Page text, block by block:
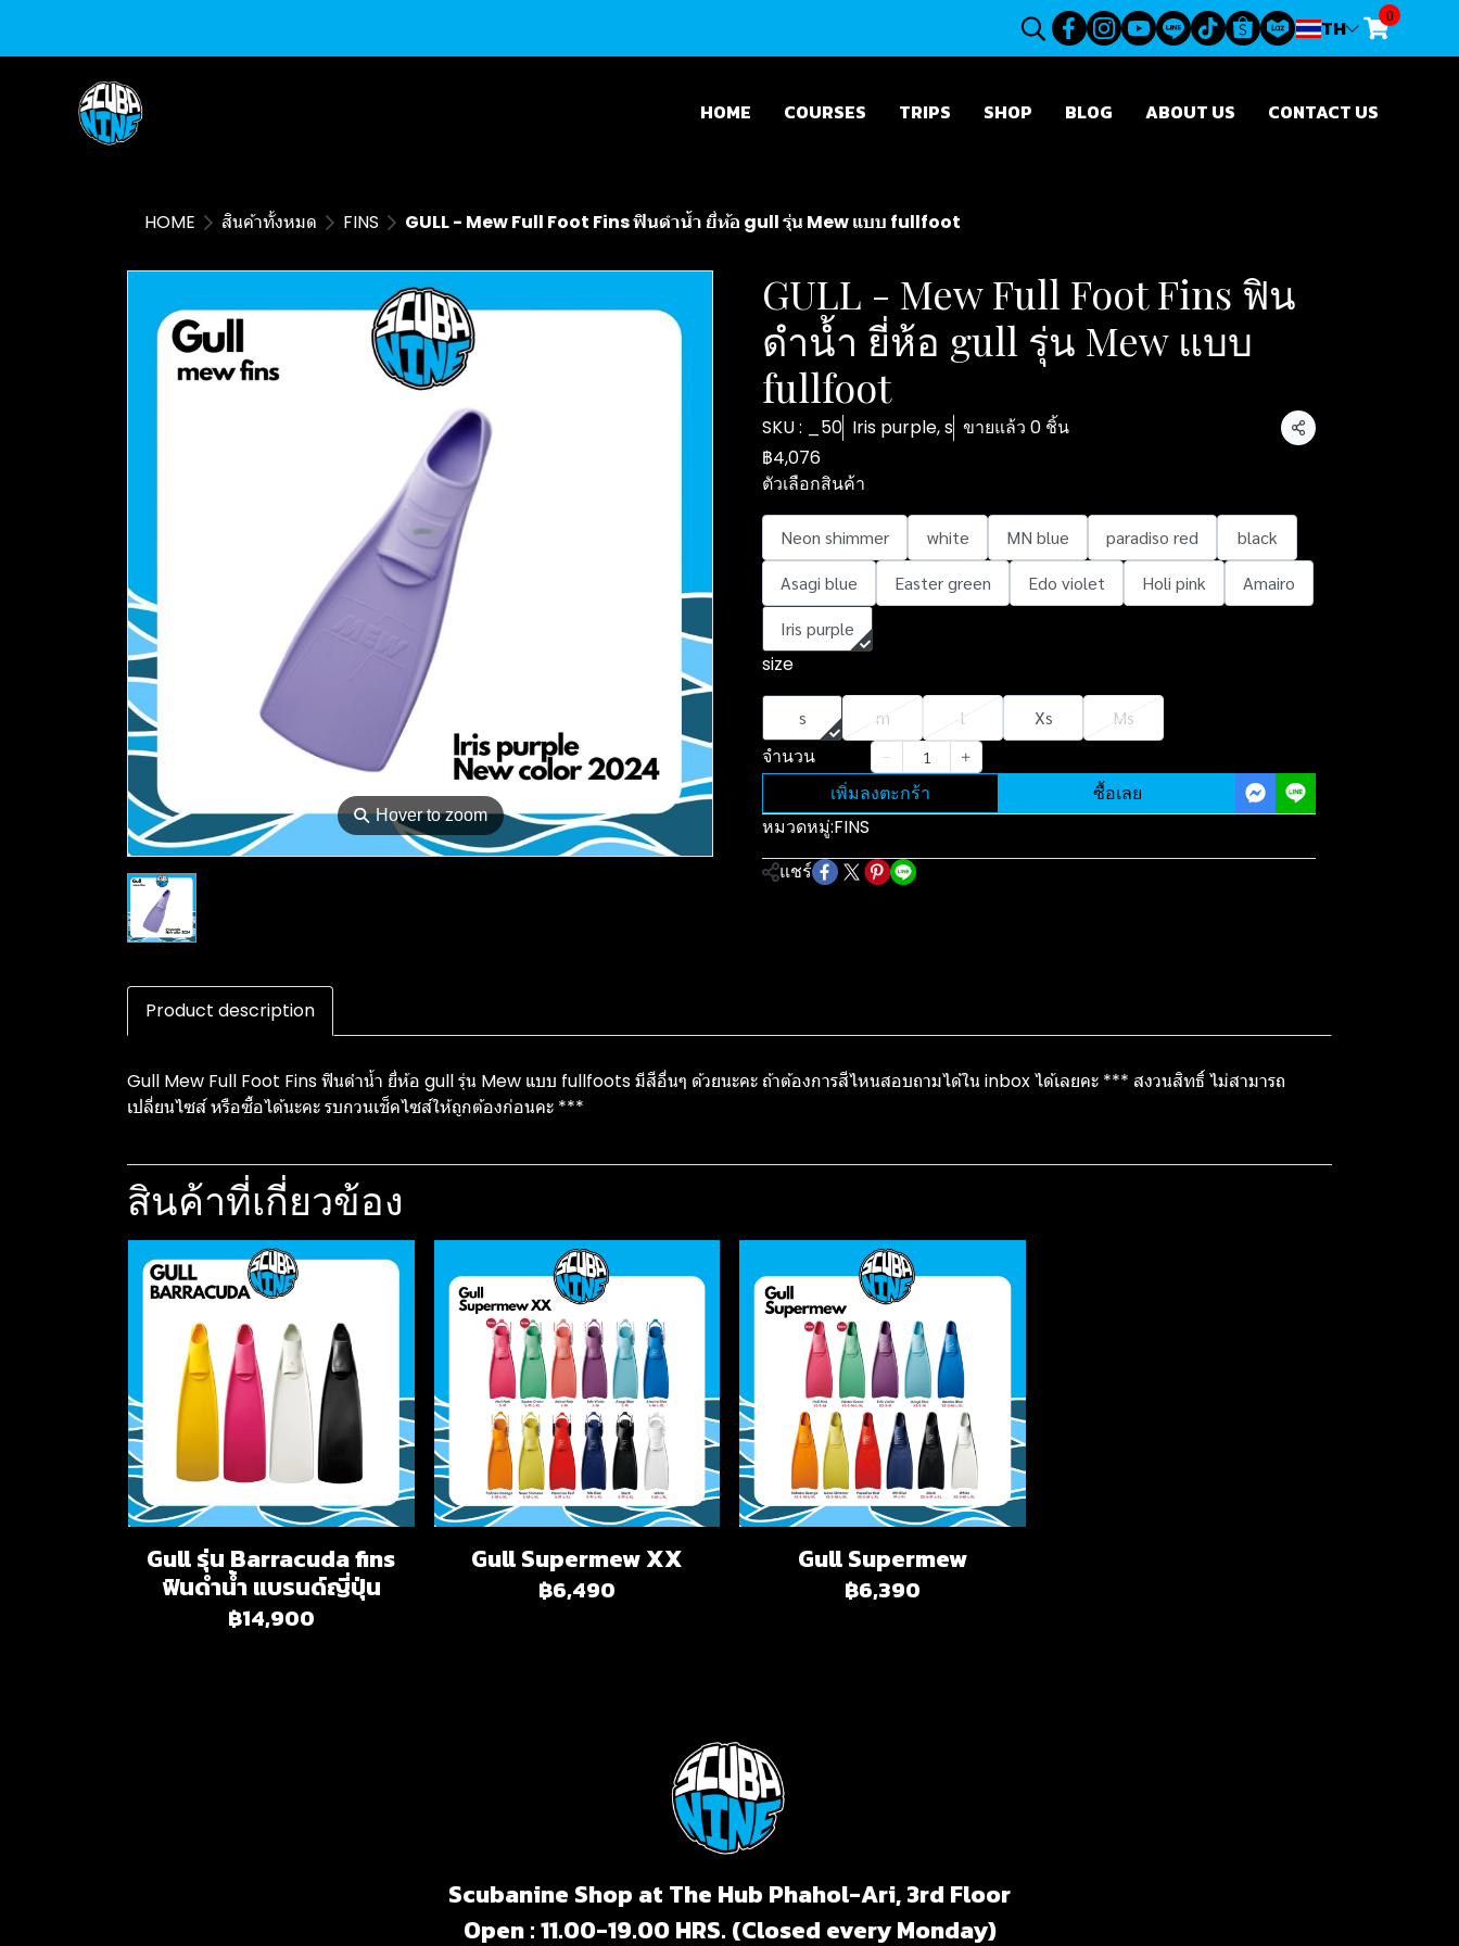
TH 0
HOME COURSES TRIPS SHOP BLOG ABOUT US CONTACT US
HOME สินค้าทั้งหมด FINS GULL - Mew Full Foot Fins ฟินดำน้ำ ยี่ห้อ gull รุ่น Mew แบบ fullfoot
⚲Hover to zoom
GULL - Mew Full Foot Fins ฟิน
ดำน้ำ ยี่ห้อ gull รุ่น Mew แบบ
fullfoot
SKU : _50 Iris purple, s ขายแล้ว 0 ชิ้น
แชร์
฿4,076
ตัวเลือกสินค้า
Neon shimmer white MN blue paradiso red
black
Asagi blue
Easter green Edo violet Holi pink
Amairo
Iris purple
size
s m l Xs Ms
จำนวน
เพิ่มลงตะกร้า
ซื้อเลย
หมวดหมู่:FINS
แชร์
Product description
Gull Mew Full Foot Fins ฟินดำน้ำ ยี่ห้อ gull รุ่น Mew แบบ fullfoots มีสีอื่นๆ ด้วยนะคะ ถ้าต้องการสีไหนสอบถามได้ใน inbox ได้เลยคะ *** สงวนสิทธิ์ ไม่สามารถ
เปลี่ยนไซส์ หรือซื้อได้นะคะ รบกวนเช็คไซส์ให้ถูกต้องก่อนคะ ***
สินค้าที่เกี่ยวข้อง
Gull รุ่น Barracuda fins
ฟินดำน้ำ แบรนด์ญี่ปุ่น
฿14,900
Gull Supermew XX
฿6,490
Gull Supermew
฿6,390
Scubanine Shop at The Hub Phahol-Ari, 3rd Floor
Open : 11.00-19.00 HRS. (Closed every Monday)